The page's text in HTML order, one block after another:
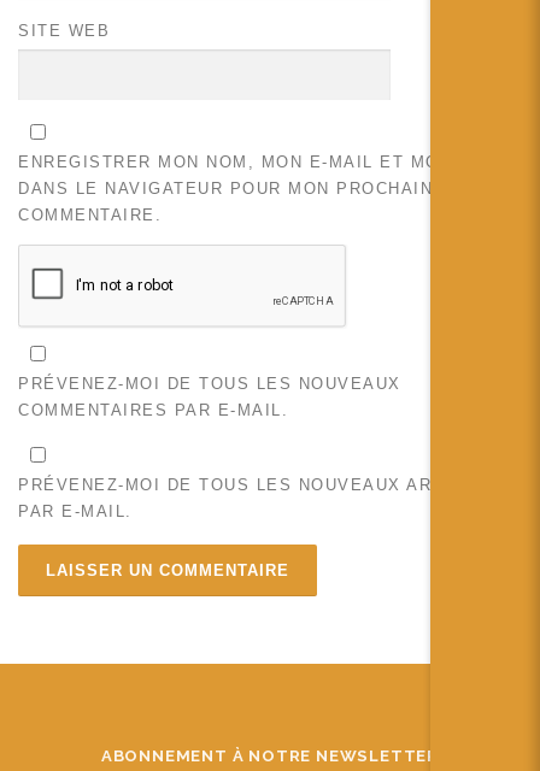
SITE WEB
ENREGISTRER MON NOM, MON E-MAIL ET MON SITE
DANS LE NAVIGATEUR POUR MON PROCHAIN
COMMENTAIRE.
PRÉVENEZ-MOI DE TOUS LES NOUVEAUX
COMMENTAIRES PAR E-MAIL.
PRÉVENEZ-MOI DE TOUS LES NOUVEAUX ARTICLES
PAR E-MAIL.
ABONNEMENT À NOTRE NEWSLETTER